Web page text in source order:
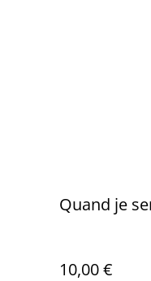
Quand je
10,00 €